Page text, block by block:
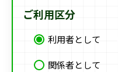
ご利用区分
利用者として
関係者として